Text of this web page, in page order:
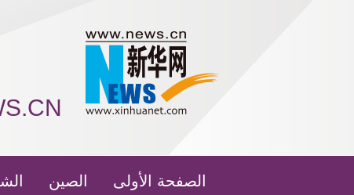
الصفحة الأولى الصين